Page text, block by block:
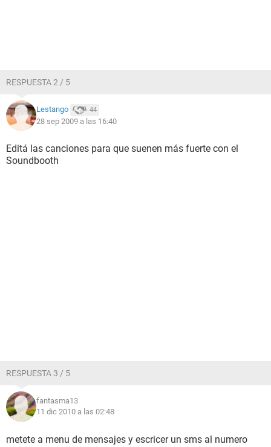
RESPUESTA 2 / 5
Lestango 44
28 sep 2009 a las 16:40
Editá las canciones para que suenen más fuerte con el
Soundbooth
RESPUESTA 3 / 5
fantasma13
11 dic 2010 a las 02:48
metete a menu de mensajes y escricer un sms al numero